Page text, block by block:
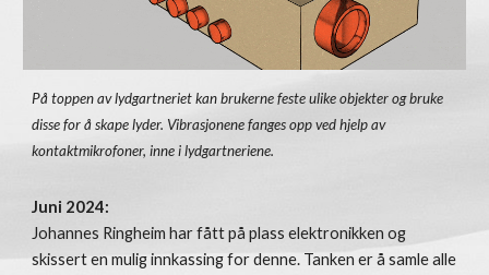
På toppen av lydgartneriet kan brukerne feste ulike objekter og bruke
disse for å skape lyder. Vibrasjonene fanges opp ved hjelp av
kontaktmikrofoner, inne i lydgartneriene.
Juni 2024:
Johannes Ringheim har fått på plass elektronikken og
skissert en mulig innkassing for denne. Tanken er å samle alle